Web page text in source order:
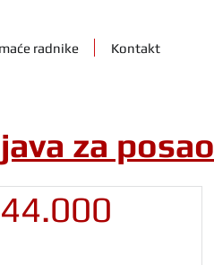
radnike Kontakt
za posao